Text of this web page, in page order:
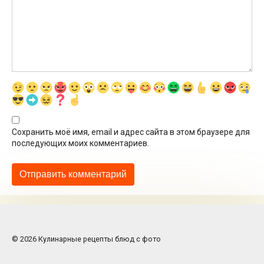
Сохранить моё имя, email и адрес сайта в этом браузере для
последующих моих комментариев.
© 2026 Кулинарные рецепты блюд с фото